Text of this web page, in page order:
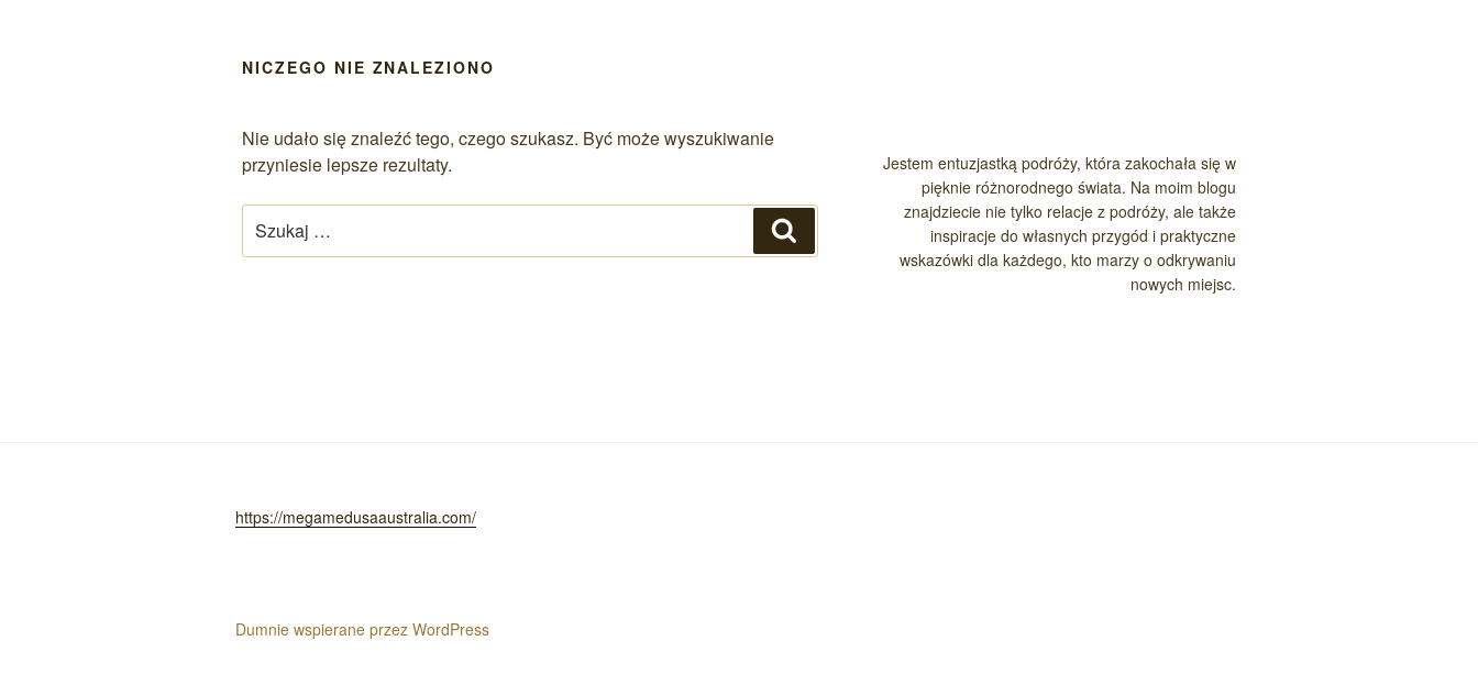
NICZEGO NIE ZNALEZIONO
Nie udało się znaleźć tego, czego szukasz. Być może wyszukiwanie
przyniesie lepsze rezultaty.
Szukaj:
Jestem entuzjastką podróży, która zakochała się w
pięknie różnorodnego świata. Na moim blogu
znajdziecie nie tylko relacje z podróży, ale także
inspiracje do własnych przygód i praktyczne
wskazówki dla każdego, kto marzy o odkrywaniu
nowych miejsc.
https://megamedusaaustralia.com/
Dumnie wspierane przez WordPress